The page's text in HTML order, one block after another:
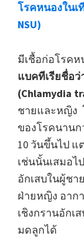
โรคหนองในเ
NSU)
มีเชื้อก่อโรค
แบคทีเรียชื่อ
(Chlamydia
ชายและหญิง
ของโรคนาน
10 วันขึ้นไป
เช่นนั้นเสมอ
อักเสบในผู้ช
ฝ่ายหญิง อาก
เชิงกรานอักเ
มดลูกได้